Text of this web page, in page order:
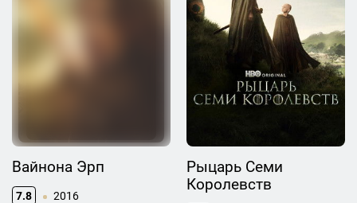
Вайнона Эрп
7.8 2016
Рыцарь Семи
Королевств